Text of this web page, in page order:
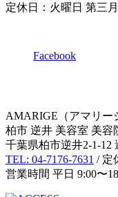
定休日：火曜日 第三
Facebook
AMARIGE（アマリー
柏市 逆井 美容室 美容
千葉県柏市逆井2-1-12
TEL: 04-7176-7631 / 定
営業時間 平日 9:00〜